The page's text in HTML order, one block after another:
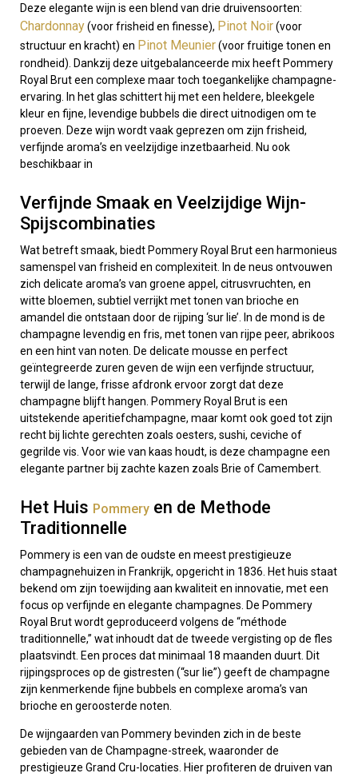
Deze elegante wijn is een blend van drie druivensoorten:
Chardonnay(voor frisheid en finesse), Pinot Noir(voor
structuur en kracht) en Pinot Meunier(voor fruitige tonen en
rondheid). Dankzij deze uitgebalanceerde mix heeft Pommery
Royal Brut een complexe maar toch toegankelijke champagne-
ervaring. In het glas schittert hij met een heldere, bleekgele
kleur en fijne, levendige bubbels die direct uitnodigen om te
proeven. Deze wijn wordt vaak geprezen om zijn frisheid,
verfijnde aroma’s en veelzijdige inzetbaarheid. Nu ook
beschikbaar in
Verfijnde Smaak en Veelzijdige Wijn-
Spijscombinaties
Wat betreft smaak, biedt Pommery Royal Brut een harmonieus
samenspel van frisheid en complexiteit. In de neus ontvouwen
zich delicate aroma’s van groene appel, citrusvruchten, en
witte bloemen, subtiel verrijkt met tonen van brioche en
amandel die ontstaan door de rijping ‘sur lie’. In de mond is de
champagne levendig en fris, met tonen van rijpe peer, abrikoos
en een hint van noten. De delicate mousse en perfect
geïntegreerde zuren geven de wijn een verfijnde structuur,
terwijl de lange, frisse afdronk ervoor zorgt dat deze
champagne blijft hangen. Pommery Royal Brut is een
uitstekende aperitiefchampagne, maar komt ook goed tot zijn
recht bij lichte gerechten zoals oesters, sushi, ceviche of
gegrilde vis. Voor wie van kaas houdt, is deze champagne een
elegante partner bij zachte kazen zoals Brie of Camembert.
Het Huis Pommery en de Methode
Traditionnelle
Pommery is een van de oudste en meest prestigieuze
champagnehuizen in Frankrijk, opgericht in 1836. Het huis staat
bekend om zijn toewijding aan kwaliteit en innovatie, met een
focus op verfijnde en elegante champagnes. De Pommery
Royal Brut wordt geproduceerd volgens de “méthode
traditionnelle,” wat inhoudt dat de tweede vergisting op de fles
plaatsvindt. Een proces dat minimaal 18 maanden duurt. Dit
rijpingsproces op de gistresten (“sur lie”) geeft de champagne
zijn kenmerkende fijne bubbels en complexe aroma’s van
brioche en geroosterde noten.
De wijngaarden van Pommery bevinden zich in de beste
gebieden van de Champagne-streek, waaronder de
prestigieuze Grand Cru-locaties. Hier profiteren de druiven van